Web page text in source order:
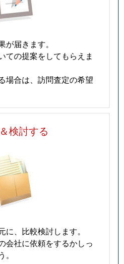
届きます。
ての提案をしてもらえま
場合は、訪問査定の希望
検討する
、比較検討します。
会社に依頼をするかしっ